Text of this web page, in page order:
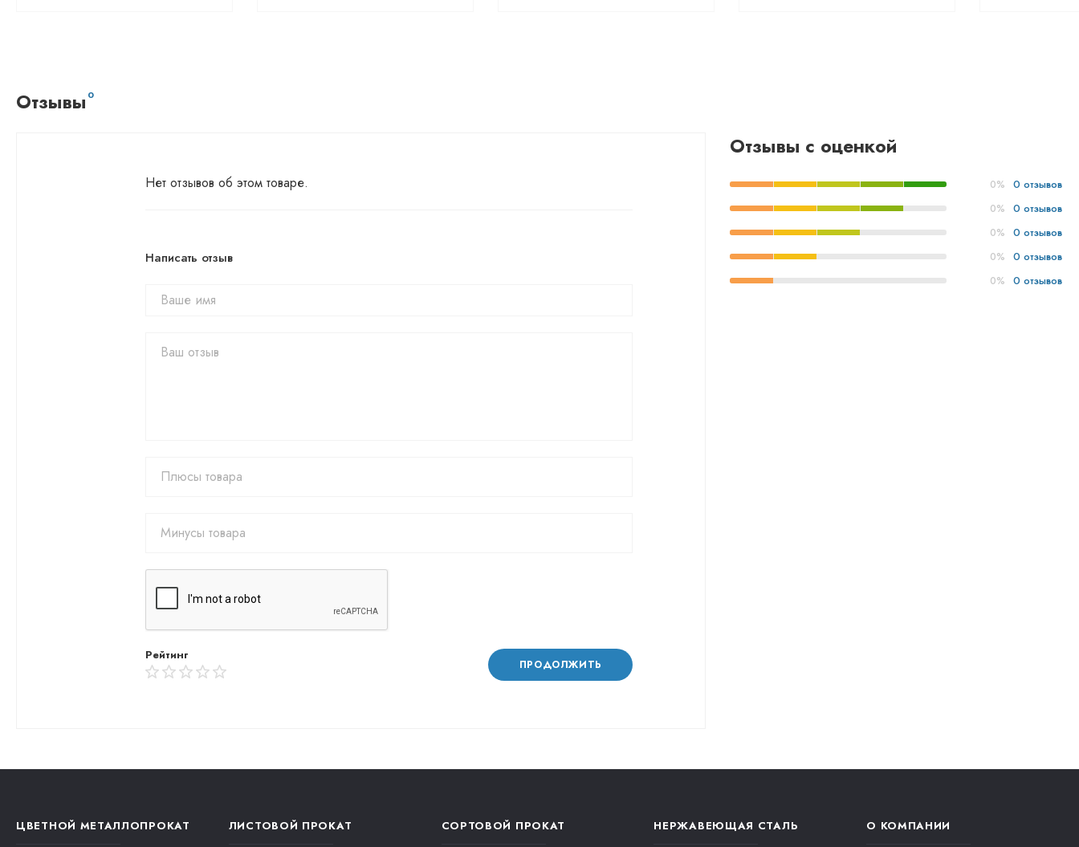
Отзывы 0
Нет отзывов об этом товаре.
Написать отзыв
Рейтинг
ПРОДОЛЖИТЬ
Отзывы с оценкой
0% 0 отзывов
0% 0 отзывов
0% 0 отзывов
0% 0 отзывов
0% 0 отзывов
ЦВЕТНОЙ МЕТАЛЛОПРОКАТ ЛИСТОВОЙ ПРОКАТ СОРТОВОЙ ПРОКАТ НЕРЖАВЕЮЩАЯ СТАЛЬ О КОМПАНИИ